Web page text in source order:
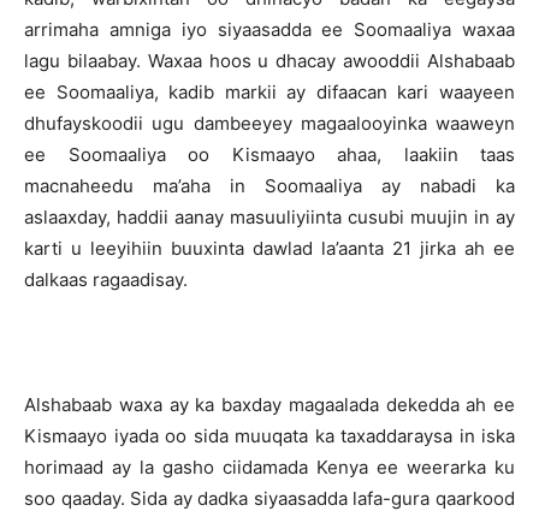
arrimaha amniga iyo siyaasadda ee Soomaaliya waxaa
lagu bilaabay. Waxaa hoos u dhacay awooddii Alshabaab
ee Soomaaliya, kadib markii ay difaacan kari waayeen
dhufayskoodii ugu dambeeyey magaalooyinka waaweyn
ee Soomaaliya oo Kismaayo ahaa, laakiin taas
macnaheedu ma’aha in Soomaaliya ay nabadi ka
aslaaxday, haddii aanay masuuliyiinta cusubi muujin in ay
karti u leeyihiin buuxinta dawlad la’aanta 21 jirka ah ee
dalkaas ragaadisay.
Alshabaab waxa ay ka baxday magaalada dekedda ah ee
Kismaayo iyada oo sida muuqata ka taxaddaraysa in iska
horimaad ay la gasho ciidamada Kenya ee weerarka ku
soo qaaday. Sida ay dadka siyaasadda lafa-gura qaarkood